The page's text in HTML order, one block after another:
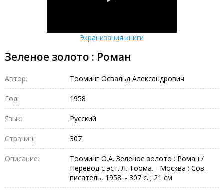
Экранизация книги
Зеленое золото : Роман
Автор: Тооминг Освальд Александрович
Год: 1958
Язык: Русский
Страниц: 307
Описание:
Тооминг О.А. Зеленое золото : Роман /
Перевод с эст. Л. Тоома. - Москва : Сов.
писатель, 1958. - 307 с. ; 21 см